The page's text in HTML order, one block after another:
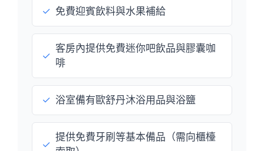
✓ 免費迎賓飲料與水果補給
✓
客房內提供免費迷你吧飲品與膠囊咖
啡
✓ 浴室備有歐舒丹沐浴用品與浴鹽
✓
提供免費牙刷等基本備品（需向櫃檯